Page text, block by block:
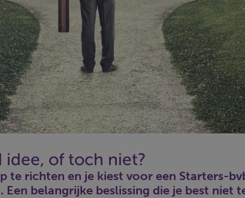
idee, of toch niet?
te richten en je kiest voor een Starters-
belangrijke beslissing die je best niet